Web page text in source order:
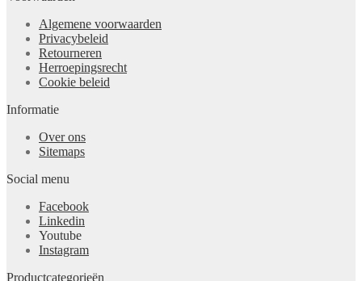
Algemene voorwaarden
Privacybeleid
Retourneren
Herroepingsrecht
Cookie beleid
Informatie
Over ons
Sitemaps
Social menu
Facebook
Linkedin
Youtube
Instagram
Productcategorieën